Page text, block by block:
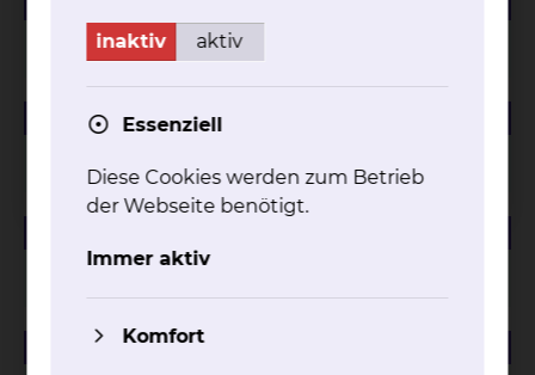
Managementbewertung 2024
Managementbewertung 2022
inaktiv aktiv
Essenziell
Diese Cookies werden zum Betrieb
der Webseite benötigt.
Immer aktiv
Komfort